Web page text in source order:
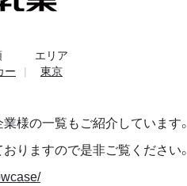
ー
エリア
東京
様の一覧もご紹介しています。
りますので是非ご覧ください。